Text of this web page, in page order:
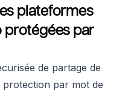
plateformes
par
de partage de
protection par mot de